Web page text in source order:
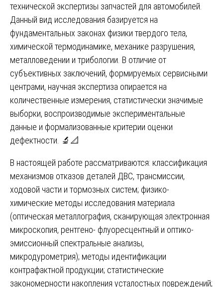
технической экспертизы запчастей для автомобилей.
Данный вид исследования базируется на
фундаментальных законах физики твердого тела,
химической термодинамике, механике разрушения,
металловедении и трибологии. В отличие от
субъективных заключений, формируемых сервисными
центрами, научная экспертиза опирается на
количественные измерения, статистически значимые
выборки, воспроизводимые экспериментальные
данные и формализованные критерии оценки
дефектности. 🔬📐
В настоящей работе рассматриваются: классификация
механизмов отказов деталей ДВС, трансмиссии,
ходовой части и тормозных систем; физико-
химические методы исследования материала
(оптическая металлография, сканирующая электронная
микроскопия, рентгено- флуоресцентный и оптико-
эмиссионный спектральные анализы,
микродурометрия); методы идентификации
контрафактной продукции; статистические
закономерности накопления усталостных повреждений;